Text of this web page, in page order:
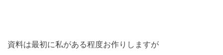
資料は最初に私がある程度お作りしますが